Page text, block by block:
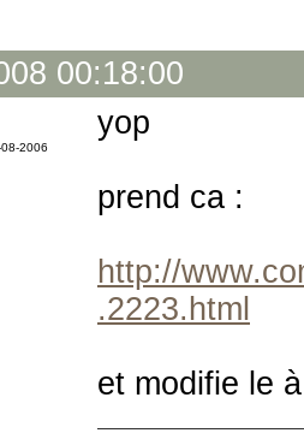
00:18:00
2006
yop
prend ca :
http://
.2223.html
et modifie le